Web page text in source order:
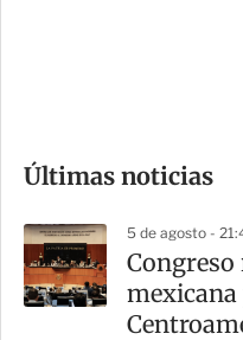
m
a
r
t
Últimas noticias
5 de agosto -
Congreso